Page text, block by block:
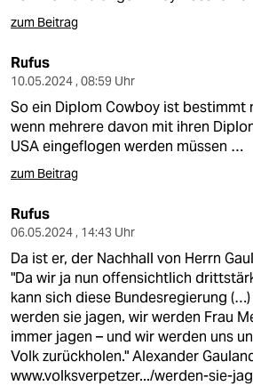
zum Beitrag
Rufus
10.05.2024 , 08:59 Uhr
So ein Diplom Cowboy ist bestimmt
wenn mehrere davon mit ihren
USA eingeflogen werden müssen …
zum Beitrag
Rufus
06.05.2024 , 14:43 Uhr
Da ist er, der Nachhall von Herrn
"Da wir ja nun offensichtlich
kann sich diese Bundesregierung
werden sie jagen, wir werden Frau
immer jagen – und wir werden uns
Volk zurückholen." Alexander
www.volksverpetzer.../werden-sie-